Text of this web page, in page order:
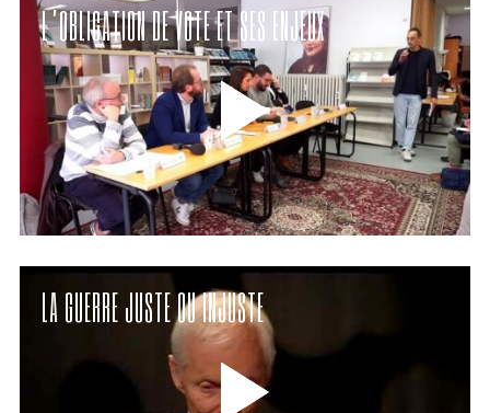
L’OBLIGATION DE VOTE ET SES ENJEUX
LA GUERRE JUSTE OU INJUSTE